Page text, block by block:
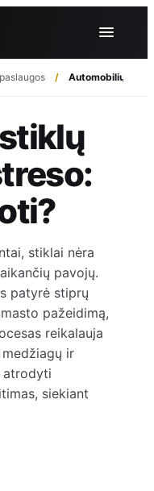
Automobilių
stiklai nėra
pavojų.
patyrė stiprų
pažeidimą,
reikalauja
ir
atrodyti
siekiant